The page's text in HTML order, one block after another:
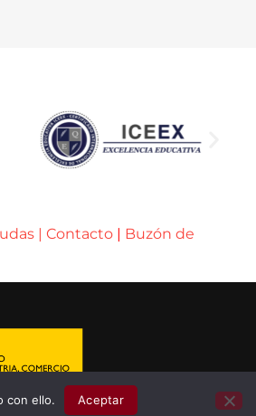
| Contacto | Buzón de
con ello. Aceptar